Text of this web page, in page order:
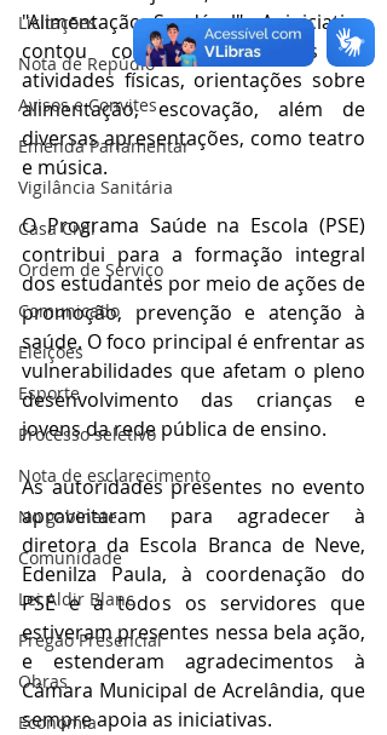
Licitações
Nota de Repúdio
Avisos e Convites
Emenda Parlamentar
Vigilância Sanitária
Casa Civil
Ordem de Serviço
Comunicado
Eleições
Esporte
Processo seletivo
Nota de esclarecimento
No gabinete
Comunidade
Lei Aldir Blanc
Pregão Presencial
Obras
Economia
"Alimentação Saudável". A iniciativa
contou com demonstrações de
atividades físicas, orientações sobre
alimentação, escovação, além de
diversas apresentações, como teatro
e música.
O Programa Saúde na Escola (PSE)
contribui para a formação integral
dos estudantes por meio de ações de
promoção, prevenção e atenção à
saúde. O foco principal é enfrentar as
vulnerabilidades que afetam o pleno
desenvolvimento das crianças e
jovens da rede pública de ensino.
As autoridades presentes no evento
aproveitaram para agradecer à
diretora da Escola Branca de Neve,
Edenilza Paula, à coordenação do
PSE e a todos os servidores que
estiveram presentes nessa bela ação,
e estenderam agradecimentos à
Câmara Municipal de Acrelândia, que
sempre apoia as iniciativas.